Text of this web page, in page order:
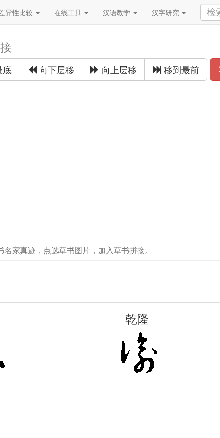
异性比较 在线工具 汉语教学 汉字研究
底 向下层移 向上层移 移到最前
家真迹，点选草书图片，加入草书拼接。
乾隆